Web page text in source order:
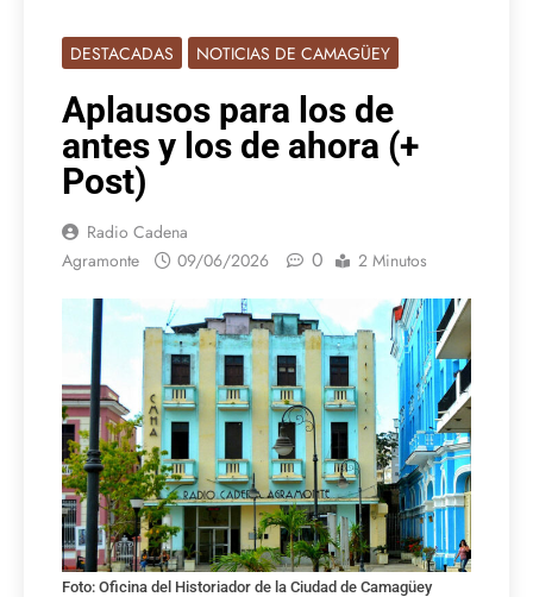
DESTACADAS NOTICIAS DE CAMAGÜEY
Aplausos para los de
antes y los de ahora (+
Post)
Radio Cadena
Agramonte
09/06/2026 0 2 Minutos
Foto: Oficina del Historiador de la Ciudad de Camagüey